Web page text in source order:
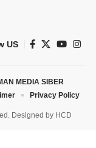
US
Designed by HCD
MEDIA SIBER
Privacy Policy